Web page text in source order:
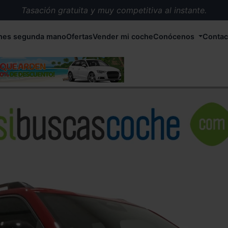
Tasación gratuita y muy competitiva al instante.
Más de 5.000 conductores satisfechos.
Buscamos el coche que tu quieras.
Recogemos tu coche en cualquier parte de España.
Compramos tu coche. Pago inmediato.
segunda manoOfertasVender mi cocheConócenos